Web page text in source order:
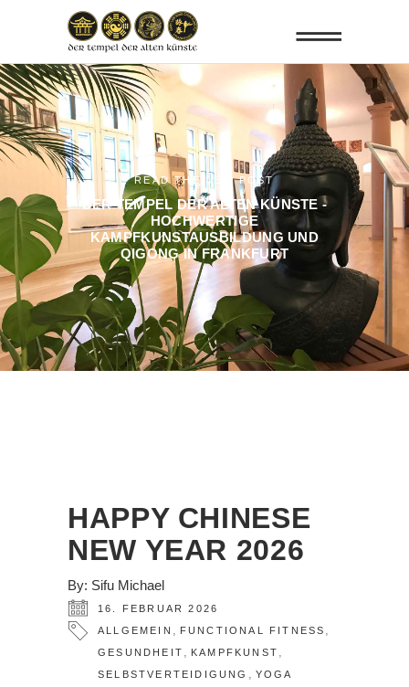
READ THE NEW POST
DER TEMPEL DER ALTEN KÜNSTE -
HOCHWERTIGE
KAMPFKUNSTAUSBILDUNG UND
QIGONG IN FRANKFURT
HAPPY CHINESE
NEW YEAR 2026
By: Sifu Michael
16. FEBRUAR 2026
ALLGEMEIN , FUNCTIONAL FITNESS ,
GESUNDHEIT , KAMPFKUNST ,
SELBSTVERTEIDIGUNG , YOGA